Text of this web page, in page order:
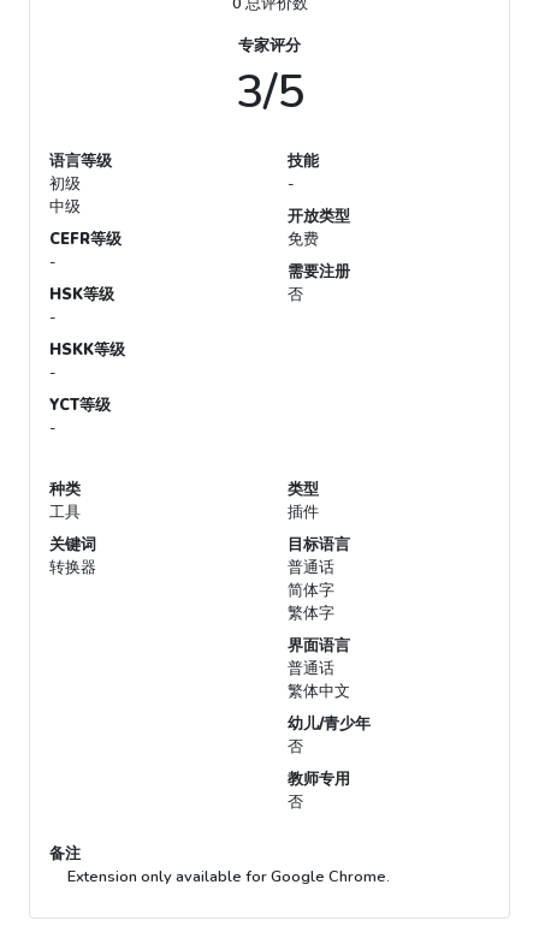
专家评分
3/5
语言等级
初级
中级
CEFR等级
-
HSK等级
-
HSKK等级
-
YCT等级
-
技能
-
开放类型
免费
需要注册
否
种类
工具
关键词
转换器
类型
插件
目标语言
普通话
简体字
繁体字
界面语言
普通话
繁体中文
幼儿/青少年
否
教师专用
否
备注
Extension only available for Google Chrome.